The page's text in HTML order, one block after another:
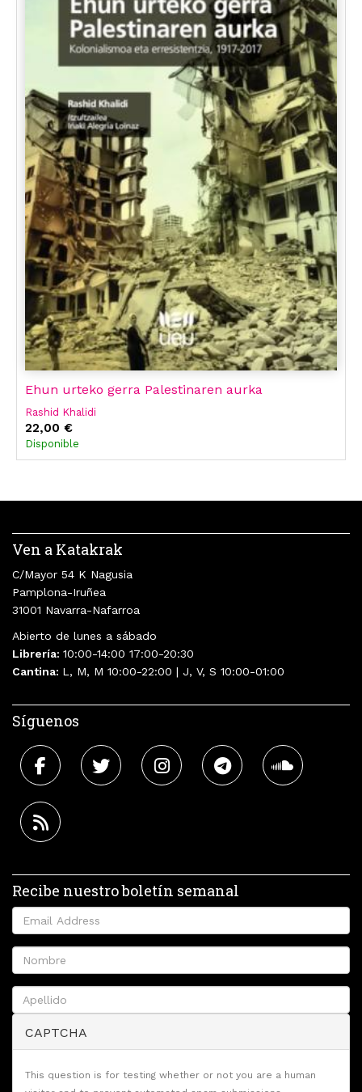
Ehun urteko gerra Palestinaren aurka
Rashid Khalidi
22,00 €
Disponible
Ven a Katakrak
C/Mayor 54 K Nagusia
Pamplona-Iruñea
31001 Navarra-Nafarroa
Abierto de lunes a sábado
Librería: 10:00-14:00 17:00-20:30
Cantina: L, M, M 10:00-22:00 | J, V, S 10:00-01:00
Síguenos
Recibe nuestro boletín semanal
CAPTCHA
This question is for testing whether or not you are a human